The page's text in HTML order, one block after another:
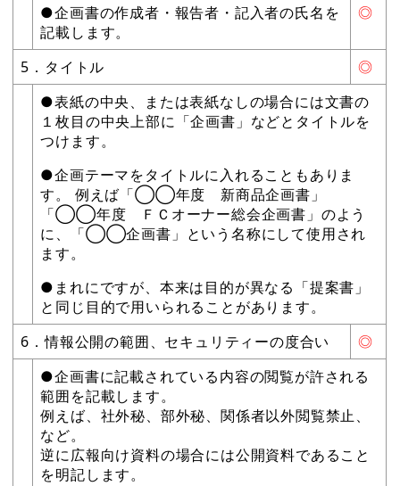
●企画書の作成者・報告者・記入者の氏名を
記載します。
◎
5．タイトル
◎
●表紙の中央、または表紙なしの場合には文書の
１枚目の中央上部に「企画書」などとタイトルを
つけます。
●企画テーマをタイトルに入れることもありま
す。 例えば「◯◯年度 新商品企画書」
「◯◯年度 ＦＣオーナー総会企画書」のよう
に、「◯◯企画書」という名称にして使用され
ます。
●まれにですが、本来は目的が異なる「提案書」
と同じ目的で用いられることがあります。
6．情報公開の範囲、セキュリティーの度合い
◎
●企画書に記載されている内容の閲覧が許される
範囲を記載します。
例えば、社外秘、部外秘、関係者以外閲覧禁止、
など。
逆に広報向け資料の場合には公開資料であること
を明記します。